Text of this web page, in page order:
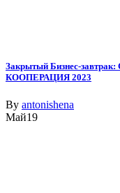
Закрытый Бизнес-
КООПЕРАЦИЯ 2023
By antonishena
Май19